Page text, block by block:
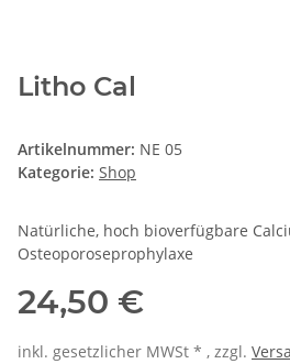
Litho Cal
Artikelnummer: NE 05
Kategorie: Shop
Natürliche, hoch bioverfügbare
Osteoporoseprophylaxe
24,50 €
inkl. gesetzlicher MWSt * , zzgl.